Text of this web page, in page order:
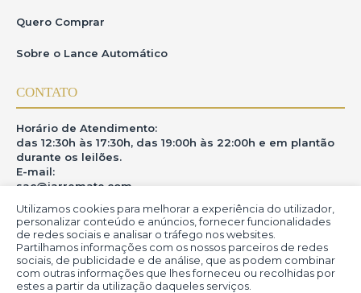
Utilizamos cookies para melhorar a experiência do utilizador,
personalizar conteúdo e anúncios, fornecer funcionalidades
de redes sociais e analisar o tráfego nos websites.
Partilhamos informações com os nossos parceiros de redes
sociais, de publicidade e de análise, que as podem combinar
com outras informações que lhes forneceu ou recolhidas por
estes a partir da utilização daqueles serviços.
Quero Comprar
Sobre o Lance Automático
CONTATO
Horário de Atendimento:
das 12:30h às 17:30h, das 19:00h às 22:00h e em plantão
durante os leilões.
E-mail:
sac@iarremate.com
ONDE ESTAMOS
R. Heitor Modesto, 28 - Estação São Lourenço - MG
CEP: 37470-000